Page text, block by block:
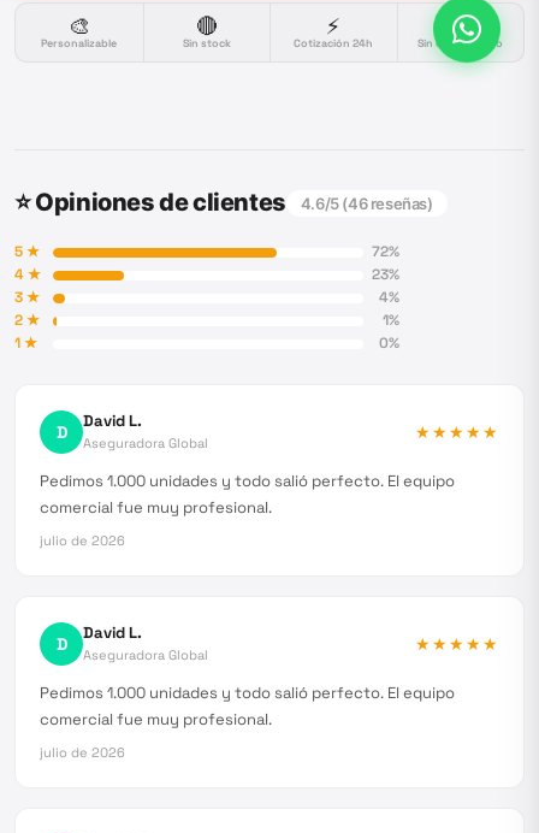
🎨
Personalizable
🔴
Sin stock
⚡
Cotización 24h
🔒
Sin compromiso
⭐ Opiniones de clientes 4.6/5 (46reseñas)
5★ 72%
4★ 23%
3★ 4%
2★ 1%
1★ 0%
D David L.
Aseguradora Global
★★★★★
Pedimos 1.000 unidades y todo salió perfecto. El equipo
comercial fue muy profesional.
julio de 2026
D David L.
Aseguradora Global
★★★★★
Pedimos 1.000 unidades y todo salió perfecto. El equipo
comercial fue muy profesional.
julio de 2026